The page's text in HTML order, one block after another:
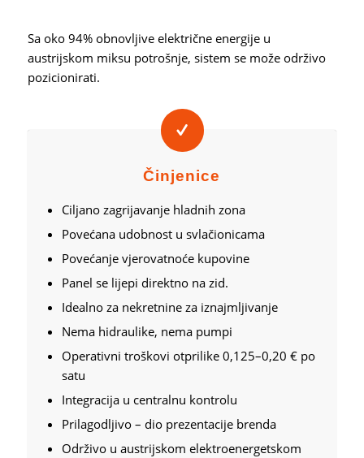
Sa oko 94% obnovljive električne energije u
austrijskom miksu potrošnje, sistem se može održivo
pozicionirati.
Činjenice
Ciljano zagrijavanje hladnih zona
Povećana udobnost u svlačionicama
Povećanje vjerovatnoće kupovine
Panel se lijepi direktno na zid.
Idealno za nekretnine za iznajmljivanje
Nema hidraulike, nema pumpi
Operativni troškovi otprilike 0,125–0,20 € po
satu
Integracija u centralnu kontrolu
Prilagodljivo – dio prezentacije brenda
Održivo u austrijskom elektroenergetskom